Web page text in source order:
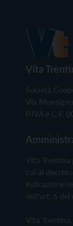
Vita
Società
Via
P.IVA e C.F.
Vita
cui al
Indicazione
dell'art. 5 del
Vita